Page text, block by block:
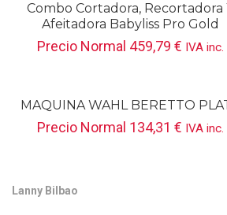
Combo Cortadora, Recortadora
Afeitadora Babyliss Pro Gold
Precio Normal 459,79 € IVA inc.
MAQUINA WAHL BERETTO
Precio Normal 134,31 € IVA inc.
Lanny Bilbao